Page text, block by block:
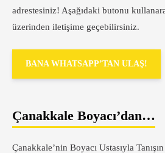
adrestesiniz! Aşağıdaki butonu
üzerinden iletişime geçebilirsiniz.
BANA WHATSAPP’TAN ULAŞ!
Çanakkale Boyacı’dan…
Çanakkale’nin Boyacı Ustasıyla Tanışın